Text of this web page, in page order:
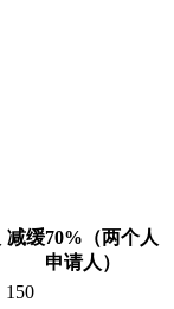
减缓70% （两个人
申请人）
150